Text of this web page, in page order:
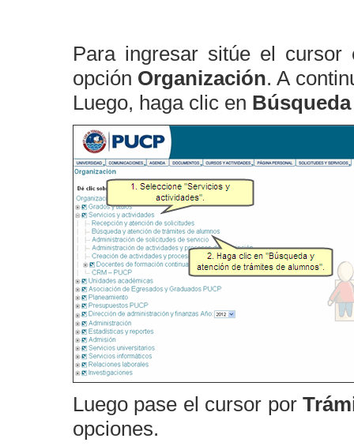
Para ingresar sitúe el
opción Organización. A
Luego, haga clic en
Luego pase el cursor por
opciones.